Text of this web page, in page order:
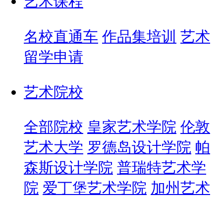
名校直通车 作品集培训 艺术
留学申请
艺术院校
全部院校 皇家艺术学院 伦敦
艺术大学 罗德岛设计学院 帕
森斯设计学院 普瑞特艺术学
院 爱丁堡艺术学院 加州艺术